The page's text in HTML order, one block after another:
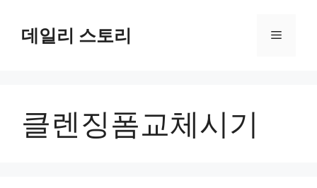
데일리 스토리 메
클렌징폼교체시기